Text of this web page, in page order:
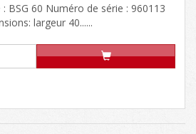
BSG 60 Numéro de série : 960113
largeur 40......